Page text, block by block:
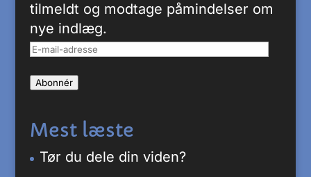
tilmeldt og modtage påmindelser om
nye indlæg.
E-
adresse
Abonnér
Mest læste
Tør du dele din viden?